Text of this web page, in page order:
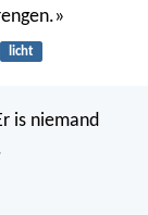
licht
is niemand